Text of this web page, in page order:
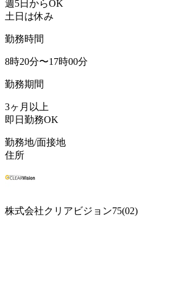
週5日からOK
土日は休み
勤務時間
8時20分〜17時00分
勤務期間
3ヶ月以上
即日勤務OK
勤務地/面接地
住所
株式会社クリアビジョン75(02)